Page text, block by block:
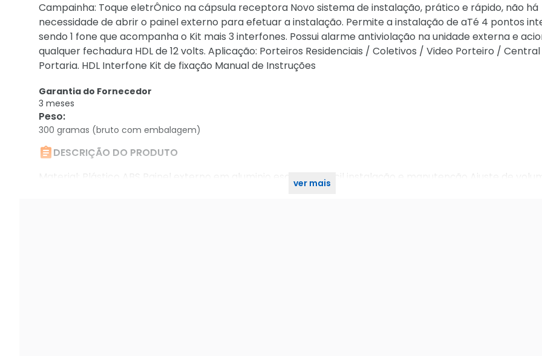
Campainha: Toque eletrÔnico na cápsula receptora Novo sistema de instalação, prático e rápido, não há
necessidade de abrir o painel externo para efetuar a instalação. Permite a instalação de aTé 4 pontos
sendo 1 fone que acompanha o Kit mais 3 interfones. Possui alarme antiviolação na unidade externa e
qualquer fechadura HDL de 12 volts. Aplicação: Porteiros Residenciais / Coletivos / Video Porteiro /
Portaria. HDL Interfone Kit de fixação Manual de Instruções
Garantia do Fornecedor
3 meses
Peso:
300 gramas (bruto com embalagem)
DESCRIÇÃO DO PRODUTO
Material: Plástico ABS Painel externo em aluminio escovado Fácil instalação e manutenção Ajuste de
ver mais